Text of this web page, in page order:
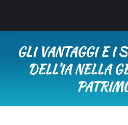
GLI VANTAGGI E I
DELL’IA NELLA